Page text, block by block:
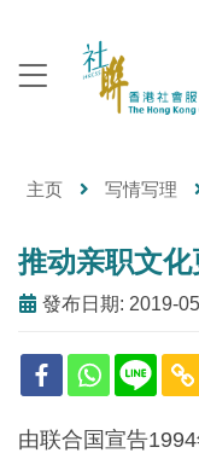
主页 写情写理
推动亲职文
發布日期: 2019-
由联合国宣告